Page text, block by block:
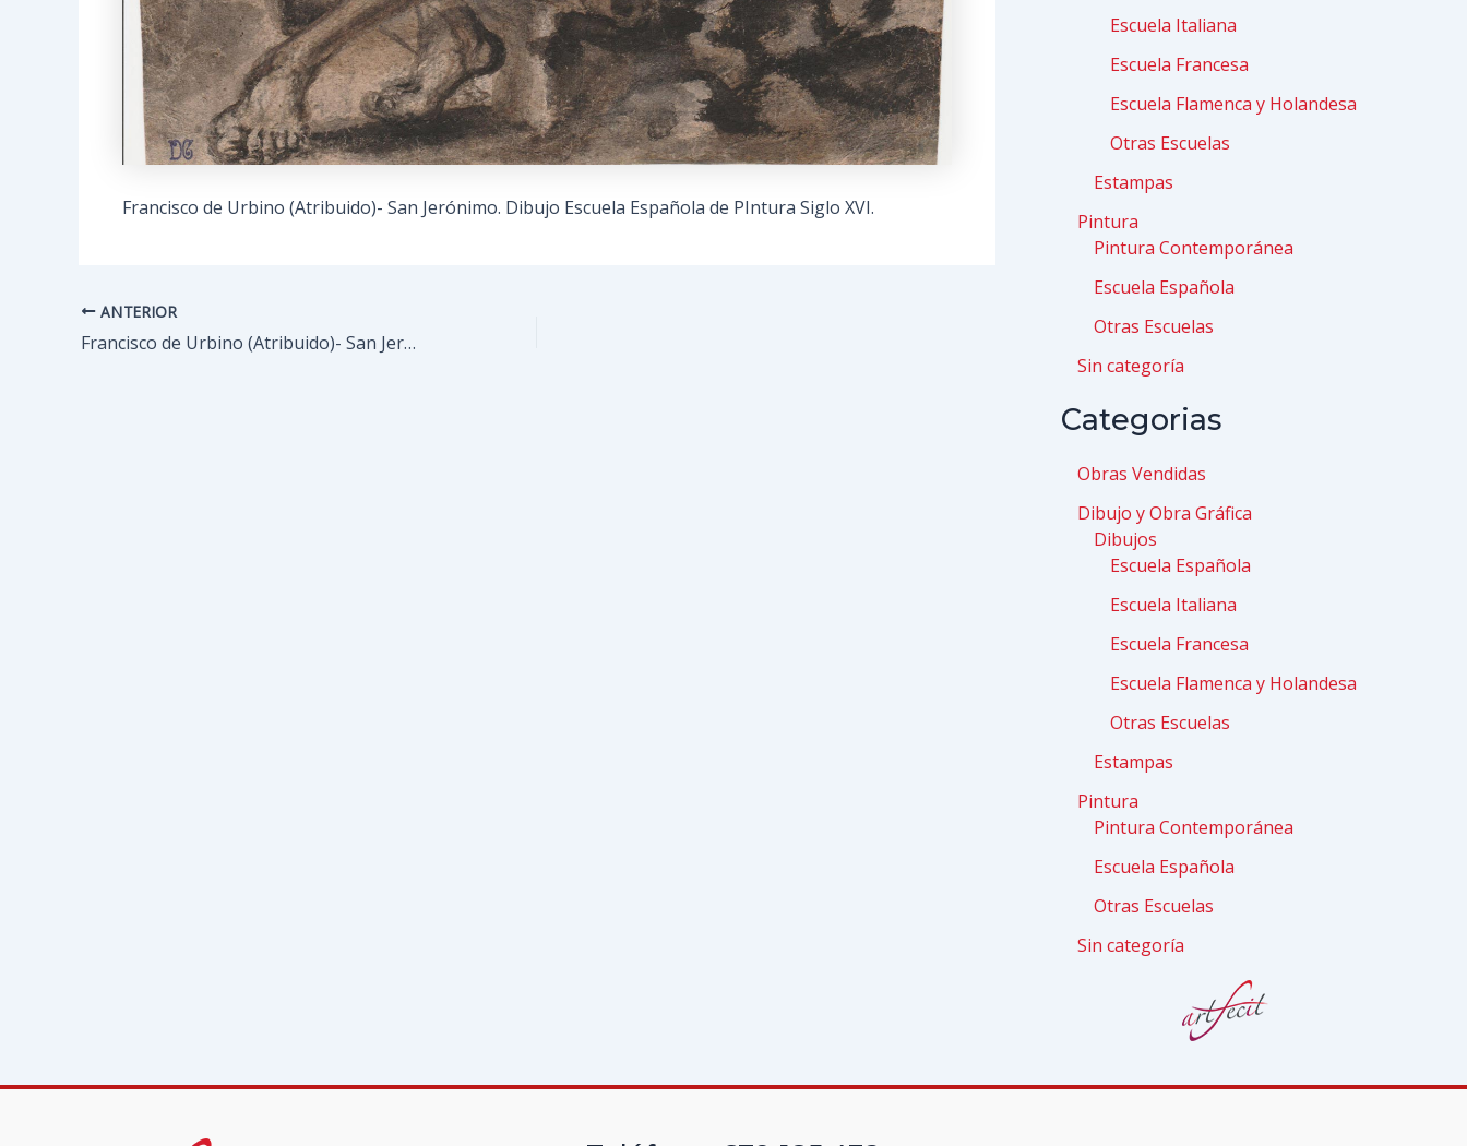
Francisco de Urbino (Atribuido)- San Jerónimo. Dibujo Escuela Española de PIntura Siglo XVI.
Navegación
de
ANTERIOR
Francisco de Urbino (Atribuido)- San Jerónimo
Escuela Italiana
Escuela Francesa
Escuela Flamenca y Holandesa
Otras Escuelas
Estampas
Pintura
Pintura Contemporánea
Escuela Española
Otras Escuelas
Sin categoría
Categorias
Obras Vendidas
Dibujo y Obra Gráfica
Dibujos
Escuela Española
Escuela Italiana
Escuela Francesa
Escuela Flamenca y Holandesa
Otras Escuelas
Estampas
Pintura
Pintura Contemporánea
Escuela Española
Otras Escuelas
Sin categoría